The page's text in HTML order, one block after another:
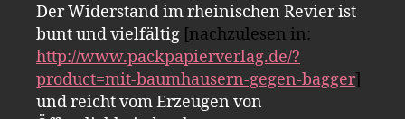
Der Widerstand im rheinischen Revier ist
bunt und vielfältig [nachzulesen in:
http://www.packpapierverlag.de/?
product=mit-baumhausern-gegen-bagger]
und reicht vom Erzeugen von